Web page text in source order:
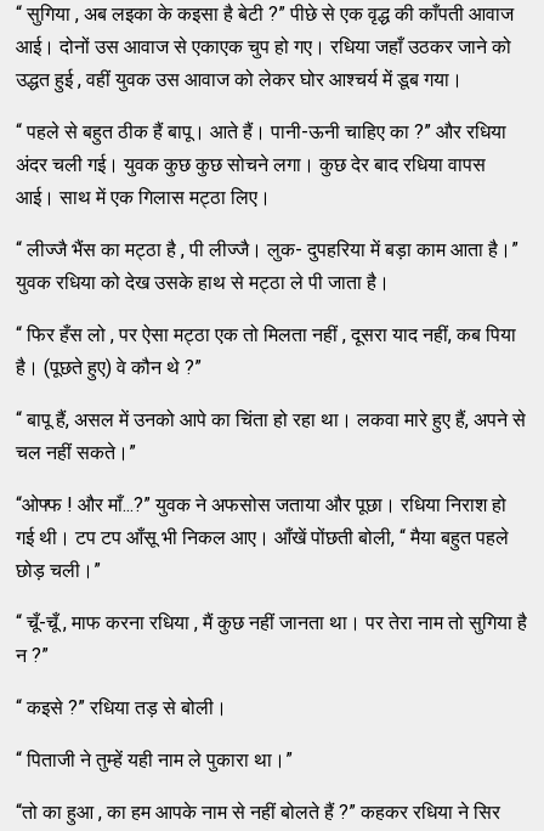
“ सुगिया , अब लइका के कइसा है बेटी ?” पीछे से एक वृद्ध की काँपती आवाज
आई। दोनों उस आवाज से एकाएक चुप हो गए। रधिया जहाँ उठकर जाने को
उद्धत हुई , वहीं युवक उस आवाज को लेकर घोर आश्चर्य में डूब गया।
“ पहले से बहुत ठीक हैं बापू। आते हैं। पानी-ऊनी चाहिए का ?” और रधिया
अंदर चली गई। युवक कुछ कुछ सोचने लगा। कुछ देर बाद रधिया वापस
आई। साथ में एक गिलास मट्ठा लिए।
“ लीज्जै भैंस का मट्ठा है , पी लीज्जै। लुक- दुपहरिया में बड़ा काम आता है।”
युवक रधिया को देख उसके हाथ से मट्ठा ले पी जाता है।
“ फिर हँस लो , पर ऐसा मट्ठा एक तो मिलता नहीं , दूसरा याद नहीं, कब पिया
है। (पूछते हुए) वे कौन थे ?”
“ बापू हैं, असल में उनको आपे का चिंता हो रहा था। लकवा मारे हुए हैं, अपने से
चल नहीं सकते।”
“ओफ्फ ! और माँ...?” युवक ने अफसोस जताया और पूछा। रधिया निराश हो
गई थी। टप टप आँसू भी निकल आए। आँखें पोंछती बोली, “ मैया बहुत पहले
छोड़ चली।”
“ चूँ-चूँ , माफ करना रधिया , मैं कुछ नहीं जानता था। पर तेरा नाम तो सुगिया है
न ?”
“ कइसे ?” रधिया तड़ से बोली।
“ पिताजी ने तुम्हें यही नाम ले पुकारा था।”
“तो का हुआ , का हम आपके नाम से नहीं बोलते हैं ?” कहकर रधिया ने सिर